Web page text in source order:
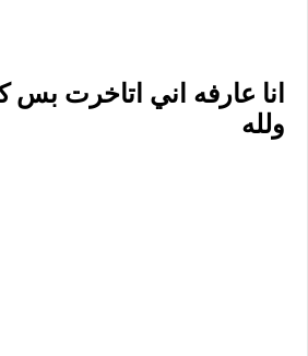
انا عارفه اني اتاخرت
ولله